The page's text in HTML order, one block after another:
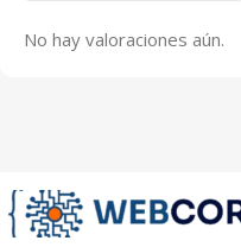
No hay valoraciones aún.